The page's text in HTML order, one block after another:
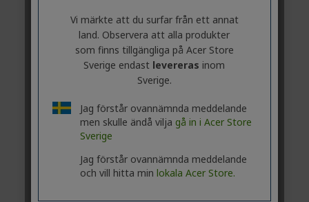
Vi märkte att du surfar från ett annat
land. Observera att alla produkter
som finns tillgängliga på Acer Store
Sverige endast levereras inom
Sverige.
Jag förstår ovannämnda meddelande
men skulle ändå vilja gå in i Acer Store
Sverige
Jag förstår ovannämnda meddelande
och vill hitta min lokala Acer Store.